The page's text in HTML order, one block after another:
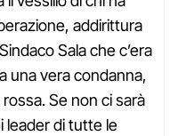
addirittura
Sala che c’era
una vera condanna,
Se non ci sarà
leader di tutte le